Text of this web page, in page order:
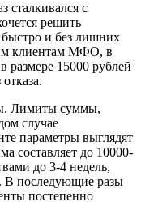
этой
сталкивался с
решить
и без лишних
клиентам МФО, в
размере 15000 рублей
Лимиты суммы,
случае
параметры выглядят
составляет до 10000-
до 3-4 недель,
В последующие разы
постепенно